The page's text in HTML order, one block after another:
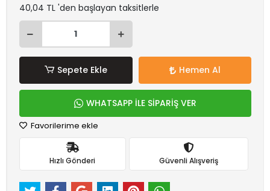
40,04 TL 'den başlayan taksitlerle
Sepete Ekle Hemen Al
WHATSAPP İLE SİPARİŞ VER
Favorilerime ekle
Hızlı Gönderi Güvenli Alışveriş